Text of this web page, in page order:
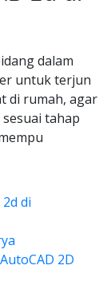
dalam
untuk terjun
di rumah, agar
tahap
di
2D